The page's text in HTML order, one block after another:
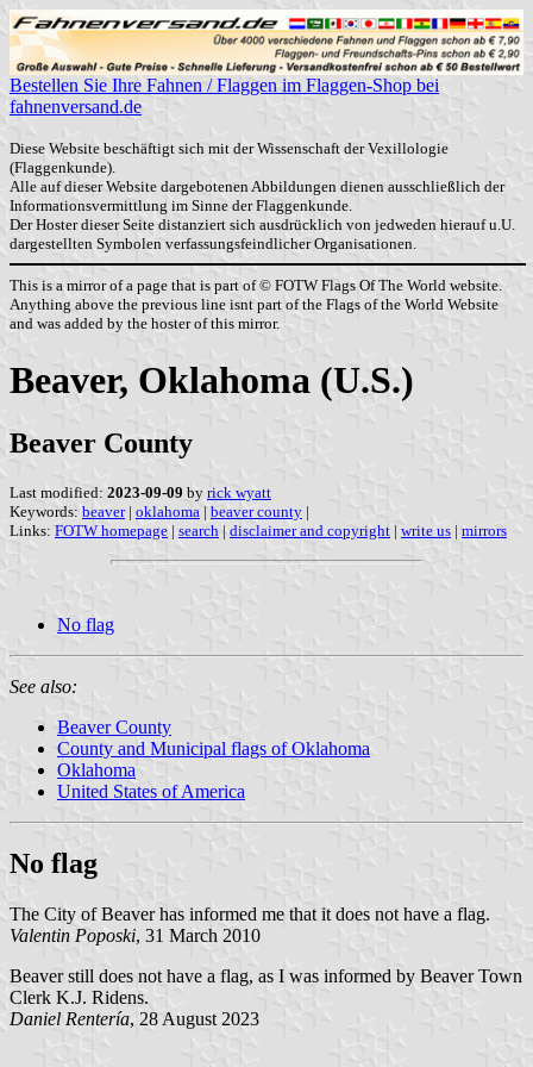
Bestellen Sie Ihre Fahnen / Flaggen im Flaggen-Shop bei
fahnenversand.de
Diese Website beschäftigt sich mit der Wissenschaft der Vexillologie
(Flaggenkunde).
Alle auf dieser Website dargebotenen Abbildungen dienen ausschließlich der
Informationsvermittlung im Sinne der Flaggenkunde.
Der Hoster dieser Seite distanziert sich ausdrücklich von jedweden hierauf u.U.
dargestellten Symbolen verfassungsfeindlicher Organisationen.
This is a mirror of a page that is part of © FOTW Flags Of The World website.
Anything above the previous line isnt part of the Flags of the World Website
and was added by the hoster of this mirror.
Beaver, Oklahoma (U.S.)
Beaver County
Last modified: 2023-09-09 by rick wyatt
Keywords: beaver| oklahoma | beaver county |
Links: FOTW homepage | search | disclaimer and copyright | write us | mirrors
No flag
See also:
Beaver County
County and Municipal flags of Oklahoma
Oklahoma
United States of America
No flag
The City of Beaver has informed me that it does not have a flag.
Valentin Poposki, 31 March 2010
Beaver still does not have a flag, as I was informed by Beaver Town
Clerk K.J. Ridens.
Daniel Rentería, 28 August 2023